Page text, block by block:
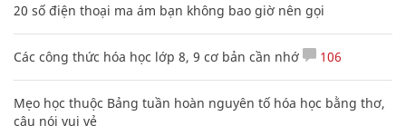
20 số điện thoại ma ám bạn không bao giờ nên gọi
Các công thức hóa học lớp 8, 9 cơ bản cần nhớ 106
Mẹo học thuộc Bảng tuần hoàn nguyên tố hóa học bằng thơ,
câu nói vui vẻ